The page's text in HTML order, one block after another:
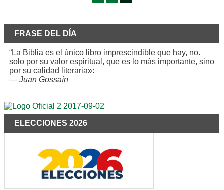
FRASE DEL DÍA
“La Biblia es el único libro imprescindible que hay, no.
solo por su valor espiritual, que es lo más importante, sino
por su calidad literaria»:
— Juan Gossaín
ELECCIONES 2026